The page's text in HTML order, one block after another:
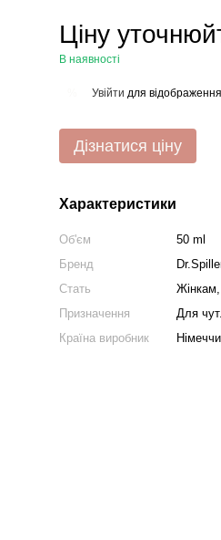
Ціну
В наявності
Увійти для
Дізнатися ціну
Характеристики
Об'єм
50 ml
Бренд
Стать
Жінкам,
Призначення
Для
Країна виробник